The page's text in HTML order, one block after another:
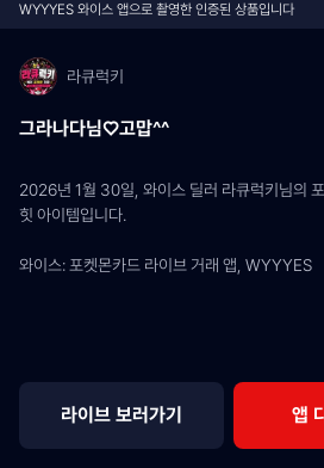
WYYYES 와이스 앱으로 촬영한 인증된 상품입니다
라큐럭키
그라나다님♡고맙^^
2026년 1월 30일, 와이스 딜러 라큐럭키님의
힛 아이템입니다.
와이스: 포켓몬카드 라이브 거래 앱, WYYYES
라이브 보러가기 앱